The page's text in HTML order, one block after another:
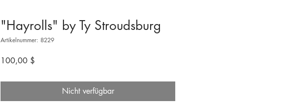
"Hayrolls" by Ty Stroudsburg
Artikelnummer: 8229
100,00 $
Nicht verfügbar